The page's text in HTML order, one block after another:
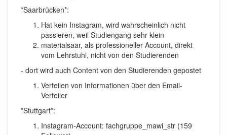
*Saarbrücken*:
Hat kein Instagram, wird wahrscheinlich nicht
passieren, weil Studiengang sehr klein
materialsaar, als professioneller Account, direkt
vom Lehrstuhl, nicht von den Studierenden
- dort wird auch Content von den Studierenden gepostet
Verteilen von Informationen über den Email-
Verteiler
*Stuttgart*:
Instagram-Account: fachgruppe_mawi_str (159